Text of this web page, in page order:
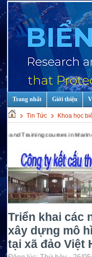
Trang nhất Giới thiệu
Tin Tức Khoa học
courses in Marine
Triển khai các
xây dựng mô
tại xã đảo Việt